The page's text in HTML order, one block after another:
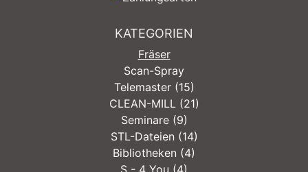
KATEGORIEN
Fräser
Scan-Spray
Telemaster (15)
CLEAN-MILL (21)
Seminare (9)
STL-Dateien (14)
Bibliotheken (4)
S - 4 You (4)